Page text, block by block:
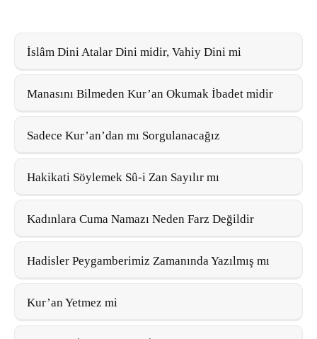
İslâm Dini Atalar Dini midir, Vahiy Dini mi
Manasını Bilmeden Kur’an Okumak İbadet midir
Sadece Kur’an’dan mı Sorgulanacağız
Hakikati Söylemek Sû-i Zan Sayılır mı
Kadınlara Cuma Namazı Neden Farz Değildir
Hadisler Peygamberimiz Zamanında Yazılmış mı
Kur’an Yetmez mi